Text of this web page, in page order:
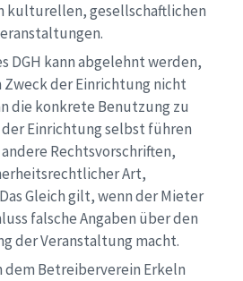
kulturellen, gesellschaftlichen
DGH kann abgelehnt werden,
Zweck der Einrichtung nicht
die konkrete Benutzung zu
Einrichtung selbst führen
Rechtsvorschriften,
Art,
Gleich gilt, wenn der Mieter
falsche Angaben über den
der Veranstaltung macht.
dem Betreiberverein Erkeln